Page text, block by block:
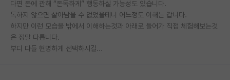
PI 전용 게시판
인문사회 계열 게시판
다면 돈에 관해 “돈독하게” 행동하실 가능성도 있습니다.
독하지 않으면 살아남을 수 없었을테니 어느정도 이해는 갑니다.
하지만 이런 모습을 밖에서 이해하는것과 아래로 들어가 직접 체험해보는것
은 정말 다릅니다.
부디 다들 현명하게 선택하시길...